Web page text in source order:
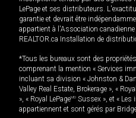
LePage et ses distributeurs.
garantie et devrait être
appartient à l'Association
REALTOR.ca Installation de
*Tous les bureaux sont des
comprenant la mention « Services
incluant sa division « Johnston &
Valley Real Estate, Brokerage », «
», « Royal LePageMD Sussex », et «
appartiennent et sont gérés par